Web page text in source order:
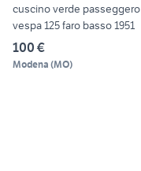
cuscino verde passeggero
vespa 125 faro basso 1951
100 €
Modena (MO)